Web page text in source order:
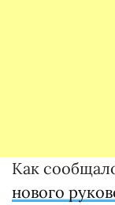
Как
нового